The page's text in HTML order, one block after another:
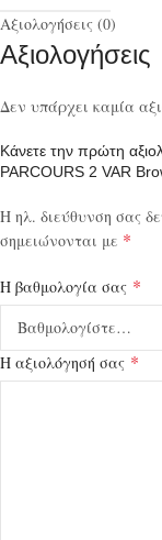
Αξιολογήσεις (0)
Αξιολογήσεις
Δεν υπάρχει καμία
Κάνετε την πρώτη
PARCOURS 2 VAR
Η ηλ. διεύθυνση σας
σημειώνονται με *
Η βαθμολογία σας *
Η αξιολόγησή σας *